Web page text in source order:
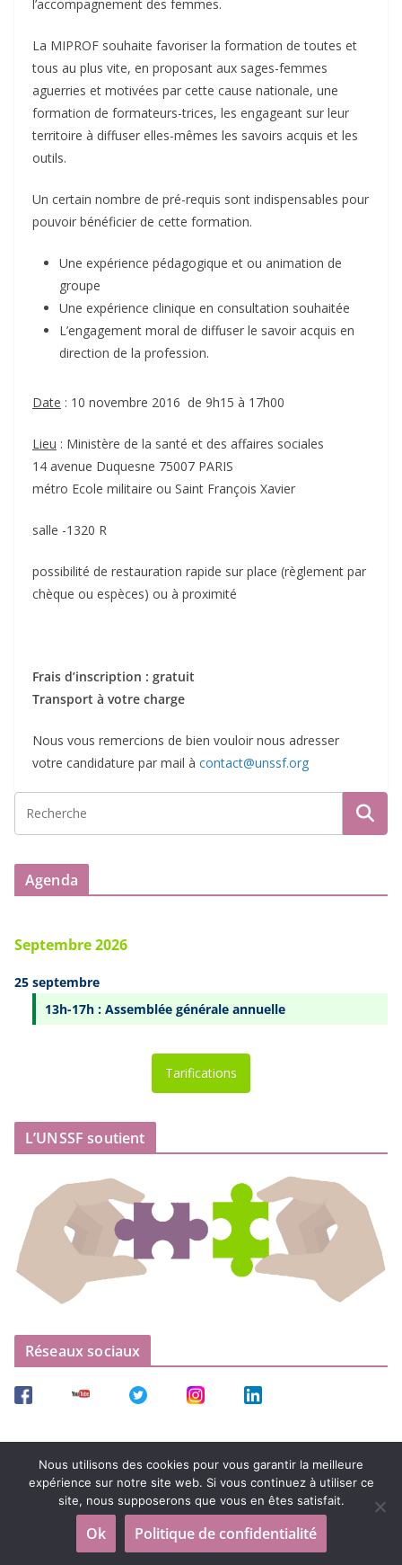
l’accompagnement des femmes.
La MIPROF souhaite favoriser la formation de toutes et
tous au plus vite, en proposant aux sages-femmes
aguerries et motivées par cette cause nationale, une
formation de formateurs-trices, les engageant sur leur
territoire à diffuser elles-mêmes les savoirs acquis et les
outils.
Un certain nombre de pré-requis sont indispensables pour
pouvoir bénéficier de cette formation.
Une expérience pédagogique et ou animation de
groupe
Une expérience clinique en consultation souhaitée
L’engagement moral de diffuser le savoir acquis en
direction de la profession.
Date : 10 novembre 2016 de 9h15 à 17h00
Lieu : Ministère de la santé et des affaires sociales
14 avenue Duquesne 75007 PARIS
métro Ecole militaire ou Saint François Xavier
salle -1320 R
possibilité de restauration rapide sur place (règlement par
chèque ou espèces) ou à proximité
Frais d’inscription : gratuit
Transport à votre charge
Nous vous remercions de bien vouloir nous adresser
votre candidature par mail à contact@unssf.org
Agenda
Septembre 2026
25 septembre
13h-17h : Assemblée générale annuelle
Tarifications
L’UNSSF soutient
Réseaux sociaux
Copyright © 2026UNSSF – Union Nationale et Syndicale des
Sages-Femmes. Tous droits réservés.
Nous utilisons des cookies pour vous garantir la meilleure
expérience sur notre site web. Si vous continuez à utiliser ce
site, nous supposerons que vous en êtes satisfait.
Ok Politique de confidentialité